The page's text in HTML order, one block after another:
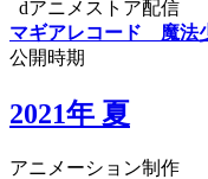
dアニメストア配信
マギアレコード 魔法
公開時期
2021年 夏
アニメーション制作